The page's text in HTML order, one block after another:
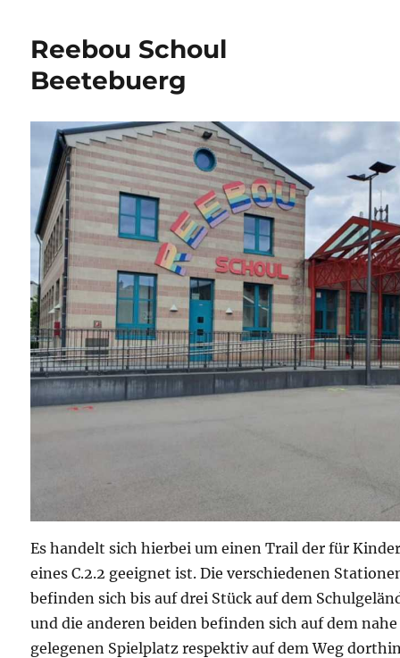
Reebou Schoul
Beetebuerg
Es handelt sich hierbei um einen Trail der für
eines C.2.2 geeignet ist. Die verschiedenen
befinden sich bis auf drei Stück auf dem
und die anderen beiden befinden sich auf dem nahe
gelegenen Spielplatz respektiv auf dem Weg